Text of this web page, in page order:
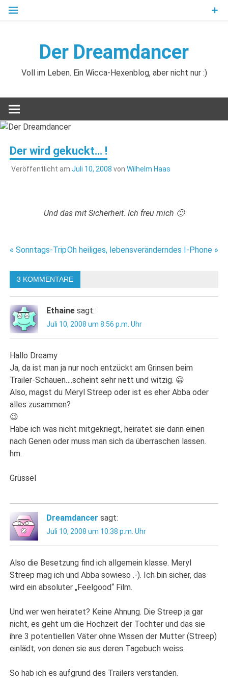
Zum
Der Dreamdancer
Voll im Leben. Ein Wicca-Hexenblog, aber nicht nur :)
Der wird gekuckt… !
Veröffentlicht am Juli 10, 2008 von Wilhelm Haas
Und das mit Sicherheit. Ich freu mich 🙂
Beitragsnavigation
« Sonntags-TripOh heiliges, lebensveränderndes I-Phone »
3 KOMMENTARE
Ethaine sagt:
Juli 10, 2008 um 8:56 p.m. Uhr
Hallo Dreamy
Ja, da ist man ja nur noch entzückt am Grinsen beim
Trailer-Schauen….scheint sehr nett und witzig. 😀
Also, magst du Meryl Streep oder ist es eher Abba oder
alles zusammen?
😉
Habe ich was nicht mitgekriegt, heiratet sie dann einen
nach Genen oder muss man sich da überraschen lassen.
hm.
Grüssel
Dreamdancer sagt:
Juli 10, 2008 um 10:38 p.m. Uhr
Also die Besetzung find ich allgemein klasse. Meryl
Streep mag ich und Abba sowieso .-). Ich bin sicher, das
wird ein absoluter „Feelgood“ Film.
Und wer wen heiratet? Keine Ahnung. Die Streep ja gar
nicht, es geht um die Hochzeit der Tochter und das sie
ihre 3 potentiellen Väter ohne Wissen der Mutter (Streep)
einlädt, von denen sie aus deren Tagebuch weiss.
So hab ich es aufgrund des Trailers verstanden.